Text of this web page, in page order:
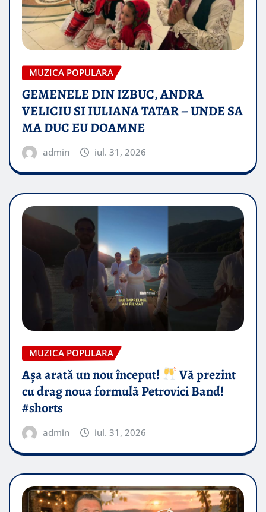
MUZICA POPULARA
GEMENELE DIN IZBUC, ANDRA
VELICIU SI IULIANA TATAR – UNDE SA
MA DUC EU DOAMNE
admin iul. 31, 2026
MUZICA POPULARA
Așa arată un nou început!
Vă prezint
cu drag noua formulă Petrovici Band!
#shorts
admin iul. 31, 2026